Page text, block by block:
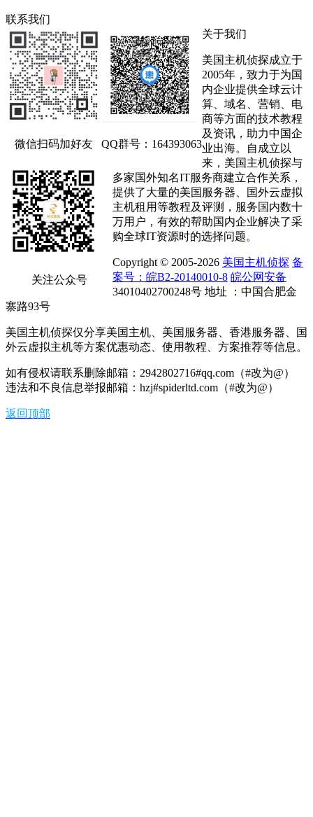
联系我们
微信扫码加好友 QQ群号：164393063
关注公众号
关于我们
美国主机侦探成立于
2005年，致力于为国
内企业提供全球云计
算、域名、营销、电
商等方面的技术教程
及资讯，助力中国企
业出海。自成立以
来，美国主机侦探与
多家国外知名IT服务商建立合作关系，
提供了大量的美国服务器、国外云虚拟
主机租用等教程及评测，服务国内数十
万用户，有效的帮助国内企业解决了采
购全球IT资源时的选择问题。
Copyright © 2005-2026 美国主机侦探 备
案号：皖B2-20140010-8 皖公网安备
34010402700248号 地址 ：中国合肥金
寨路93号
美国主机侦探仅分享美国主机、美国服务器、香港服务器、国
外云虚拟主机等方案优惠动态、使用教程、方案推荐等信息。
如有侵权请联系删除邮箱：2942802716#qq.com（#改为@）
违法和不良信息举报邮箱：hzj#spiderltd.com（#改为@）
返回顶部